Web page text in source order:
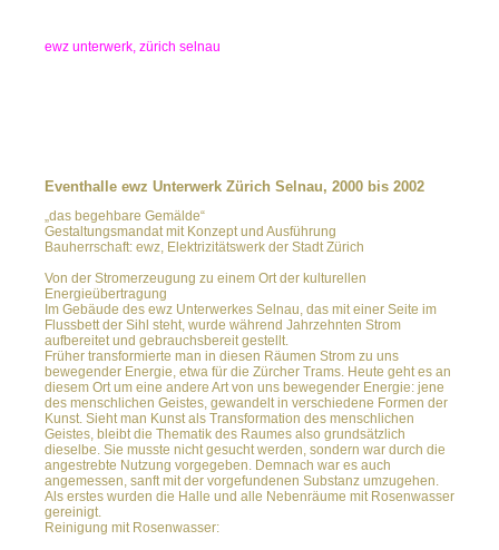
ewz unterwerk, zürich selnau
Eventhalle ewz Unterwerk Zürich Selnau, 2000 bis 2002
„das begehbare Gemälde“
Gestaltungsmandat mit Konzept und Ausführung
Bauherrschaft: ewz, Elektrizitätswerk der Stadt Zürich
Von der Stromerzeugung zu einem Ort der kulturellen
Energieübertragung
Im Gebäude des ewz Unterwerkes Selnau, das mit einer Seite im
Flussbett der Sihl steht, wurde während Jahrzehnten Strom
aufbereitet und gebrauchsbereit gestellt.
Früher transformierte man in diesen Räumen Strom zu uns
bewegender Energie, etwa für die Zürcher Trams. Heute geht es an
diesem Ort um eine andere Art von uns bewegender Energie: jene
des menschlichen Geistes, gewandelt in verschiedene Formen der
Kunst. Sieht man Kunst als Transformation des menschlichen
Geistes, bleibt die Thematik des Raumes also grundsätzlich
dieselbe. Sie musste nicht gesucht werden, sondern war durch die
angestrebte Nutzung vorgegeben. Demnach war es auch
angemessen, sanft mit der vorgefundenen Substanz umzugehen.
Als erstes wurden die Halle und alle Nebenräume mit Rosenwasser
gereinigt.
Reinigung mit Rosenwasser: